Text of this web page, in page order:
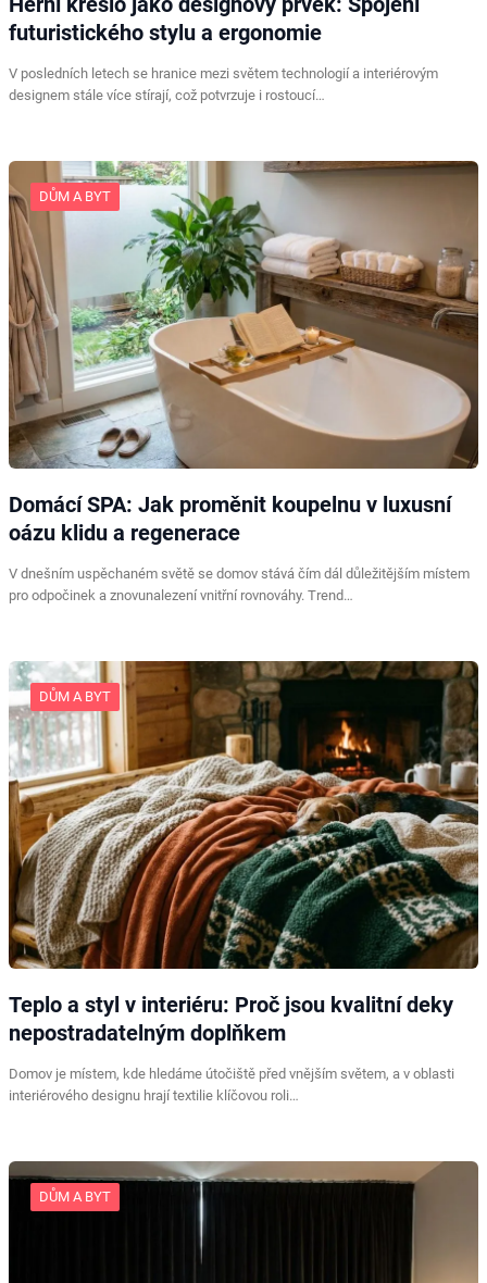
futuristického stylu a ergonomie
V posledních letech se hranice mezi světem technologií a interiérovým
designem stále více stírají, což potvrzuje i rostoucí…
DŮM A BYT
Domácí SPA: Jak proměnit koupelnu v luxusní
oázu klidu a regenerace
V dnešním uspěchaném světě se domov stává čím dál důležitějším místem
pro odpočinek a znovunalezení vnitřní rovnováhy. Trend…
DŮM A BYT
Teplo a styl v interiéru: Proč jsou kvalitní deky
nepostradatelným doplňkem
Domov je místem, kde hledáme útočiště před vnějším světem, a v oblasti
interiérového designu hrají textilie klíčovou roli…
DŮM A BYT